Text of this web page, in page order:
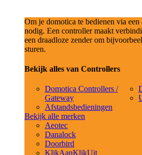
Om je domotica te bedienen via
nodig. Een controller maakt
een draadloze zender om
sturen.
Bekijk alles van Controllers
Domotica Controllers /
Gateway
Afstandsbedieningen
Bekijk alle merken
Aeotec
Danalock
Doorbird
KlikAanKlikUit